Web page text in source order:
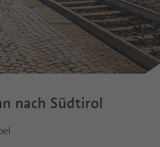
nach Südtirol